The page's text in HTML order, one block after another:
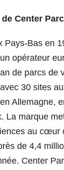
Center
Pays-Bas en
opérateur
de parcs de
30 sites
Allemagne,
La marque
au cœur
de 4,4
Center